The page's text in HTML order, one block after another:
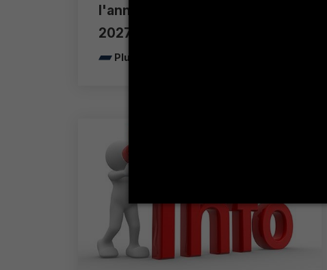
l'année universitaire 2026-
2027
Plus de détails